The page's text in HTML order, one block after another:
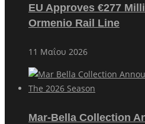
EU Approves €277
Ormenio Rail Line
11 Μαΐου 2026
Mar-Bella Collection